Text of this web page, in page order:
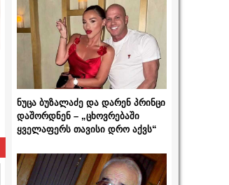
ნუცა ბუზალაძე და დარენ პრინცი
დაშორდნენ – „ცხოვრებაში
ყველაფერს თავისი დრო აქვს“